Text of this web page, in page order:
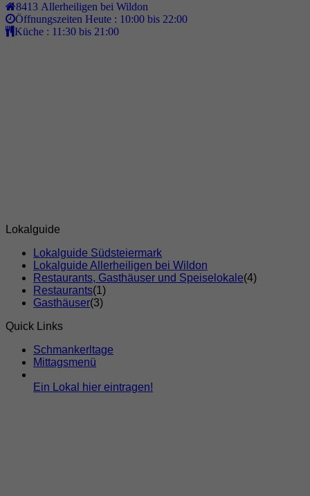
8413 Allerheiligen bei Wildon
Öffnungszeiten Heute : 10:00 bis 22:00
Küche : 11:30 bis 21:00
Lokalguide
Lokalguide Südsteiermark
Lokalguide Allerheiligen bei Wildon
Restaurants, Gasthäuser und Speiselokale(4)
Restaurants(1)
Gasthäuser(3)
Quick Links
Schmankerltage
Mittagsmenü
Ein Lokal hier eintragen!